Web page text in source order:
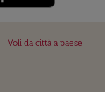
Voli da città a paese